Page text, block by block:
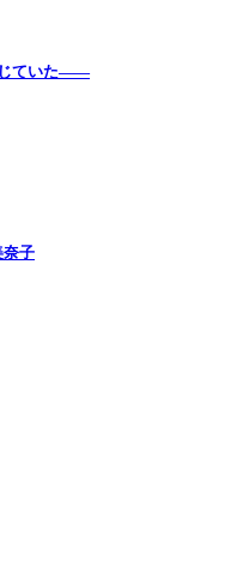
じていた——
子